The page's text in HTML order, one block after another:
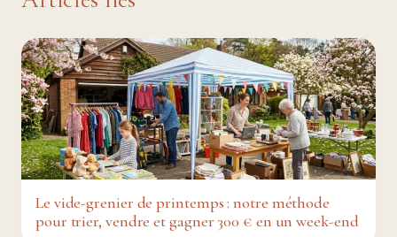
Le vide-grenier de printemps : notre méthode
pour trier, vendre et gagner 300 € en un week-end